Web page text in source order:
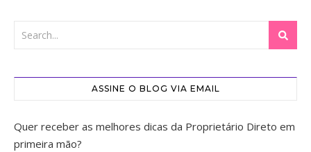
ASSINE O BLOG VIA EMAIL
Quer receber as melhores dicas da Proprietário Direto em
primeira mão?